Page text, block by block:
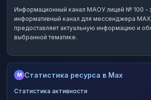
Информационный канал МАОУ лицей № 100 -
информативный канал для мессенджера MAX.
предоставляет актуальную информацию и
выбранной тематике.
M Статистика ресурса в Max
Статистика активности